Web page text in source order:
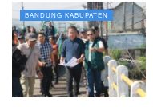
BANDUNG KABUPATEN